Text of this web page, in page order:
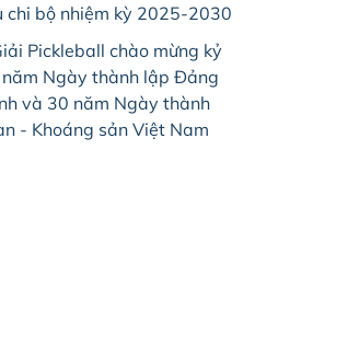
chi bộ nhiệm kỳ 2025-2030
Pickleball chào mừng kỷ
Ngày thành lập Đảng
và 30 năm Ngày thành
- Khoáng sản Việt Nam